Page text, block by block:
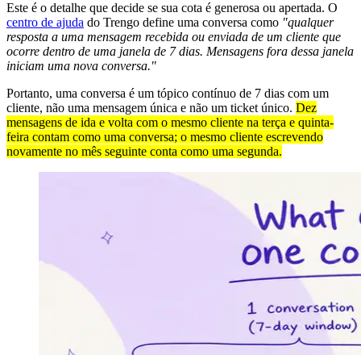
Este é o detalhe que decide se sua cota é generosa ou apertada. O
centro de ajuda do Trengo define uma conversa como "qualquer
resposta a uma mensagem recebida ou enviada de um cliente que
ocorre dentro de uma janela de 7 dias. Mensagens fora dessa janela
iniciam uma nova conversa."
Portanto, uma conversa é um tópico contínuo de 7 dias com um
cliente, não uma mensagem única e não um ticket único. Dez
mensagens de ida e volta com o mesmo cliente na terça e quinta-
feira contam como uma conversa; o mesmo cliente escrevendo
novamente no mês seguinte conta como uma segunda.